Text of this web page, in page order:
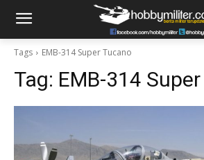
Tags EMB-314 Super Tucano
Tag: EMB-314